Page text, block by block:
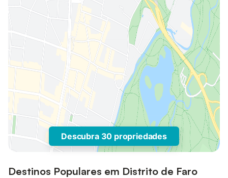
Descubra 30 propriedades
Destinos Populares em Distrito de Faro